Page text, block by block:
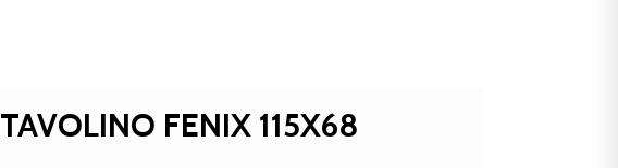
TAVOLINO FENIX 115X68